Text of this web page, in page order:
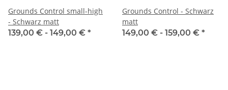
Grounds Control small-high
- Schwarz matt
139,00 € - 149,00 € *
Grounds Control - Schwarz
matt
149,00 € - 159,00 € *